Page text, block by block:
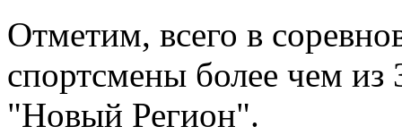
Отметим, всего в
спортсмены более чем
"Новый Регион".